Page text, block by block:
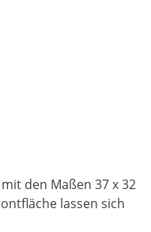
den Maßen 37 x 32
lassen sich